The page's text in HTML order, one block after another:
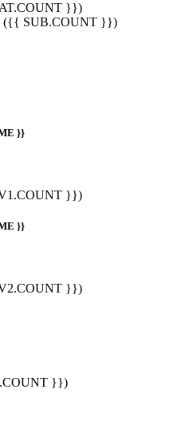
}})
({{ SUB.COUNT }})
}}
}})
}}
}})
}})